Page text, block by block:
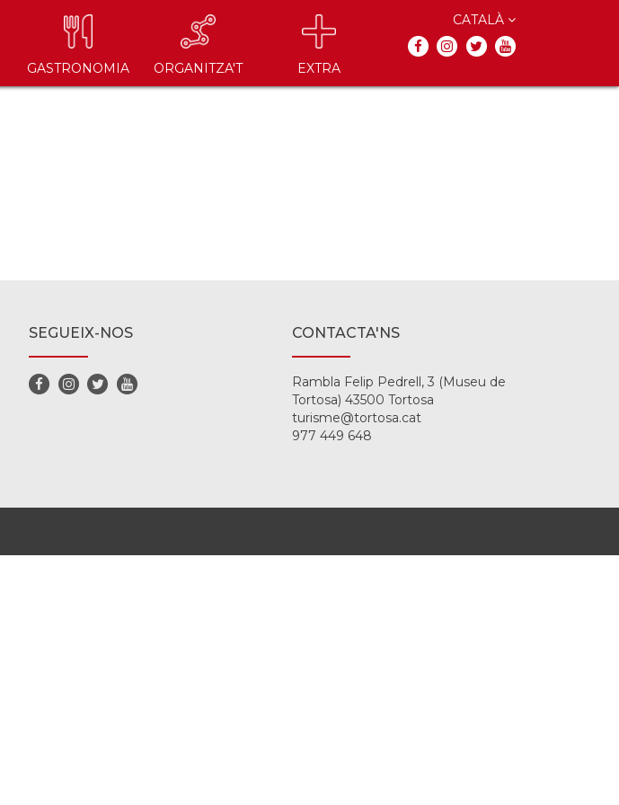
GASTRONOMIA ORGANITZA'T EXTRA
CATALÀ
SEGUEIX-NOS CONTACTA'NS
Rambla Felip Pedrell, 3 (Museu de
Tortosa) 43500 Tortosa
turisme@tortosa.cat
977 449 648